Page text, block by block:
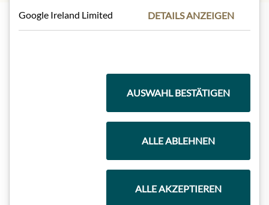
Google Ireland Limited DETAILS ANZEIGEN
AUSWAHL BESTÄTIGEN
ALLE ABLEHNEN
ALLE AKZEPTIEREN